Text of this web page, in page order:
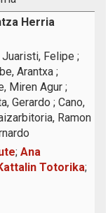
Herria
Felipe ;
Arantxa ;
Miren Agur ;
Gerardo ; Cano,
Ramon
;Ana
Totorika;